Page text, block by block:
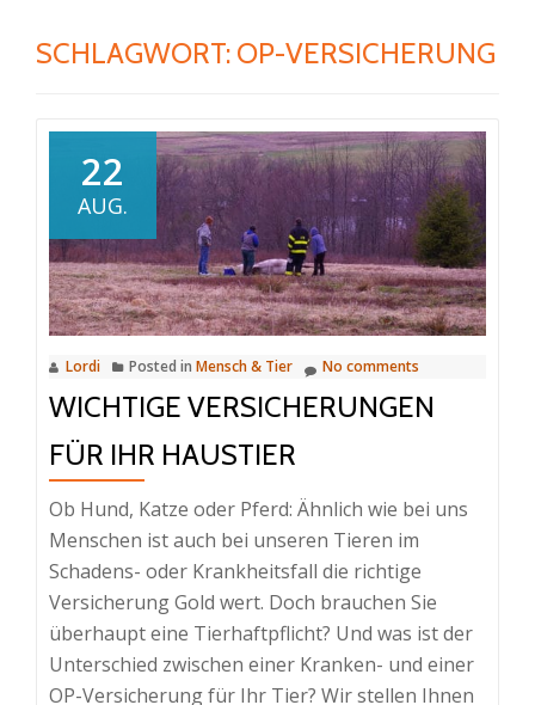
SCHLAGWORT: OP-VERSICHERUNG
22
AUG.
Lordi Posted in Mensch & Tier No comments
WICHTIGE VERSICHERUNGEN
FÜR IHR HAUSTIER
Ob Hund, Katze oder Pferd: Ähnlich wie bei uns
Menschen ist auch bei unseren Tieren im
Schadens- oder Krankheitsfall die richtige
Versicherung Gold wert. Doch brauchen Sie
überhaupt eine Tierhaftpflicht? Und was ist der
Unterschied zwischen einer Kranken- und einer
OP-Versicherung für Ihr Tier? Wir stellen Ihnen